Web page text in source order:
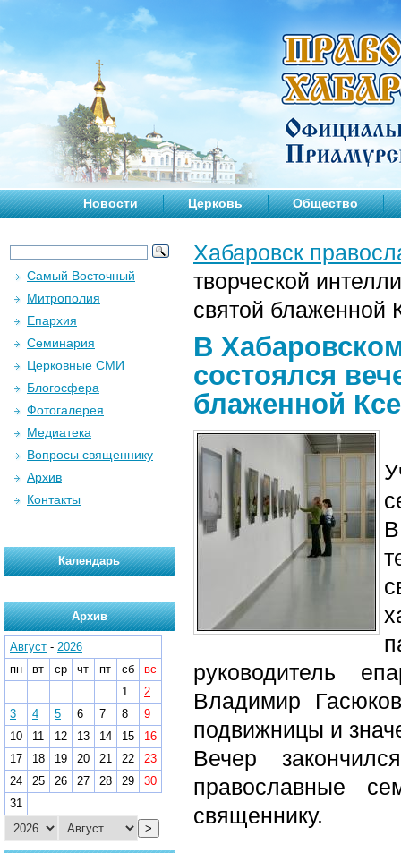
Новости Церковь Общество
Хабаровск
творческой
святой блаженной
В
состоялся
блаженной
руководитель
Владимир
подвижницы и
Вечер
православные
священнику.
Самый Восточный
Митрополия
Епархия
Семинария
Церковные СМИ
Блогосфера
Фотогалерея
Медиатека
Вопросы священнику
Архив
Контакты
Календарь
Архив
Август - 2026
пн
вт ср чт пт сб
вс
1
2
3
4 5 6 7 8
9
10
11 12 13 14 15
16
17
18 19 20 21 22
23
24
25 26 27 28 29
30
31
>